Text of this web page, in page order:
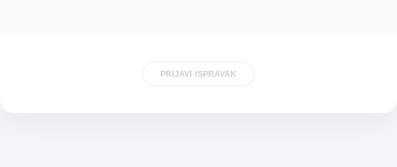
PRIJAVI ISPRAVAK